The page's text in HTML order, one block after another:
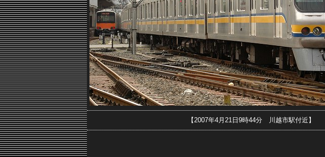
【2007年4月21日9時44分 川越市駅付近】